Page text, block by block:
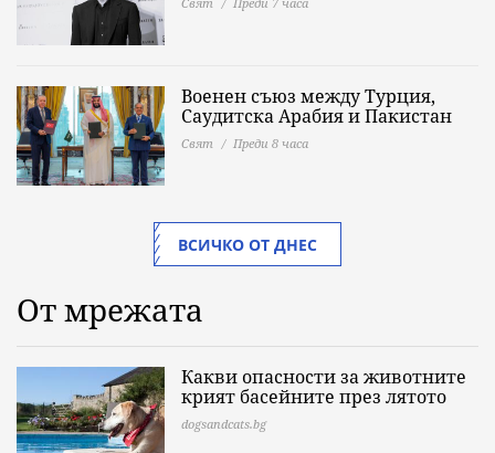
Военен съюз между Турция,
Саудитска Арабия и Пакистан
Свят Преди 8 часа
ВСИЧКО ОТ ДНЕС
От мрежата
Какви опасности за животните
крият басейните през лятото
dogsandcats.bg